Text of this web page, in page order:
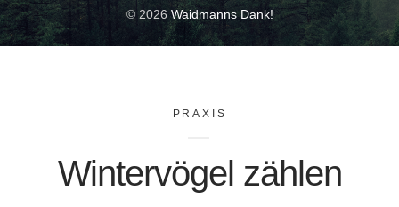
© 2026Waidmanns Dank!
PRAXIS
Wintervögel zählen